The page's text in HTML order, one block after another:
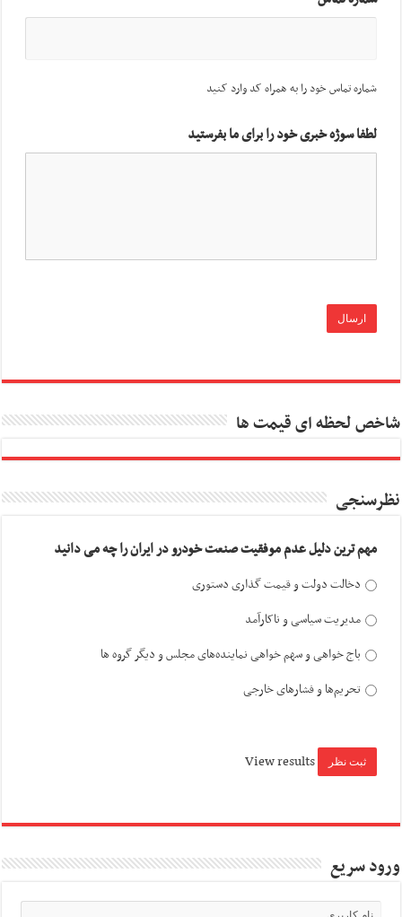
شماره تماس خود را به همراه کد وارد کنید
لطفا سوژه خبری خود را برای ما بفرستید
شاخص لحظه ای قیمت ها
نظرسنجی
مهم ترین دلیل عدم موفقیت صنعت خودرو در ایران را چه می دانید
دخالت دولت و قیمت گذاری دستوری
مدیریت سیاسی و ناکارآمد
باج خواهی و سهم خواهی نماینده‌های مجلس و دیگر گروه ها
تحریم‌ها و فشارهای خارجی
View results
ورود سریع